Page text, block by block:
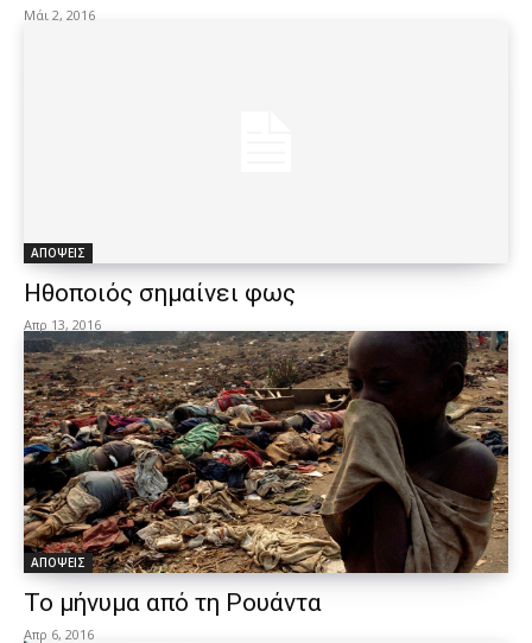
Μάι 2, 2016
ΑΠΟΨΕΙΣ
Ηθοποιός σημαίνει φως
Απρ 13, 2016
ΑΠΟΨΕΙΣ
Το μήνυμα από τη Ρουάντα
Απρ 6, 2016